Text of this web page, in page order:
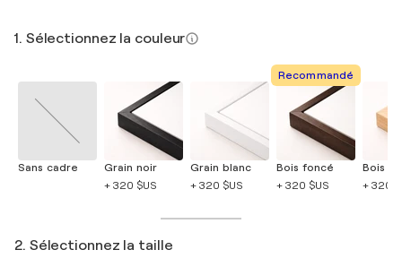
1. Sélectionnez la couleur
Sans cadre
Grain noir
+ 320 $US
Grain blanc
+ 320 $US
Recommandé
Bois foncé
+ 320 $US
Bois
+ 320
2. Sélectionnez la taille